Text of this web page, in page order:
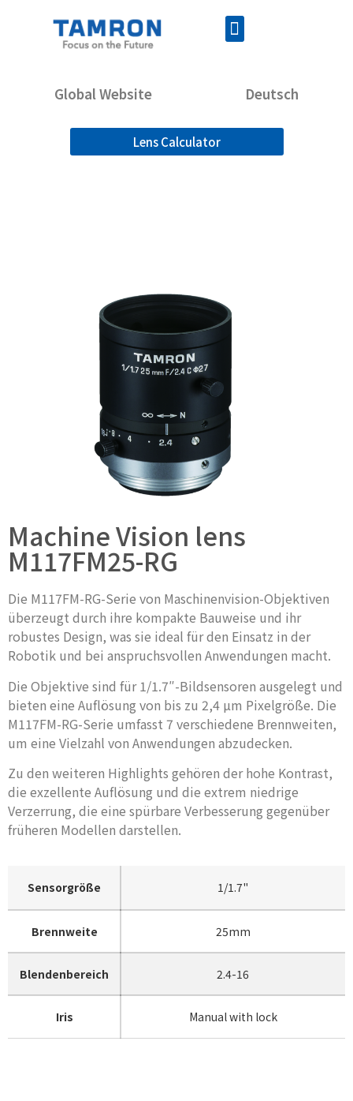
Global Website Deutsch
Lens Calculator
Machine Vision lens
M117FM25-RG
Die M117FM-RG-Serie von Maschinenvision-Objektiven
überzeugt durch ihre kompakte Bauweise und ihr
robustes Design, was sie ideal für den Einsatz in der
Robotik und bei anspruchsvollen Anwendungen macht.
Die Objektive sind für 1/1.7″-Bildsensoren ausgelegt und
bieten eine Auflösung von bis zu 2,4 µm Pixelgröße. Die
M117FM-RG-Serie umfasst 7 verschiedene Brennweiten,
um eine Vielzahl von Anwendungen abzudecken.
Zu den weiteren Highlights gehören der hohe Kontrast,
die exzellente Auflösung und die extrem niedrige
Verzerrung, die eine spürbare Verbesserung gegenüber
früheren Modellen darstellen.
Sensorgröße 1/1.7"
Brennweite 25mm
Blendenbereich 2.4-16
Iris Manual with lock